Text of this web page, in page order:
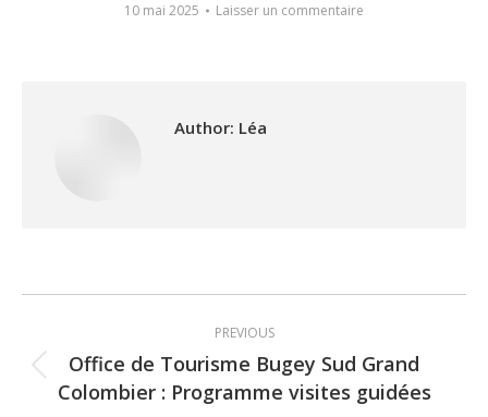
10 mai 2025
Laisser un commentaire
Author: Léa
navigation
PREVIOUS
Previous
post:
Office de Tourisme Bugey Sud Grand
Colombier : Programme visites guidées